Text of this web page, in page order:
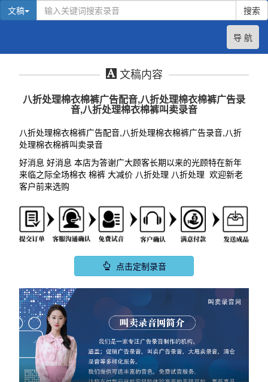
文稿 搜索
导 航
文稿内容
八折处理棉衣棉裤广告配音,八折处理棉衣棉裤广告录
音,八折处理棉衣棉裤叫卖录音
八折处理棉衣棉裤广告配音,八折处理棉衣棉裤广告录音,八折
处理棉衣棉裤叫卖录音
好消息 好消息 本店为答谢广大顾客长期以来的光顾特在新年
来临之际全场棉衣 棉裤 大减价 八折处理 八折处理 欢迎新老
客户前来选购
点击定制录音